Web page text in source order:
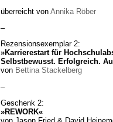
überreicht von Annika Röber
–
Rezensionsexemplar 2:
»Karrierestart für
Selbstbewusst. Erfolgreich.
von Bettina Stackelberg
–
Geschenk 2:
»REWORK«